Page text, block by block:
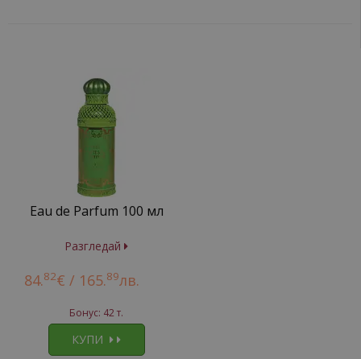
Eau de Parfum 100 мл
Разгледай
84.82€ / 165.89лв.
Бонус: 42 т.
КУПИ